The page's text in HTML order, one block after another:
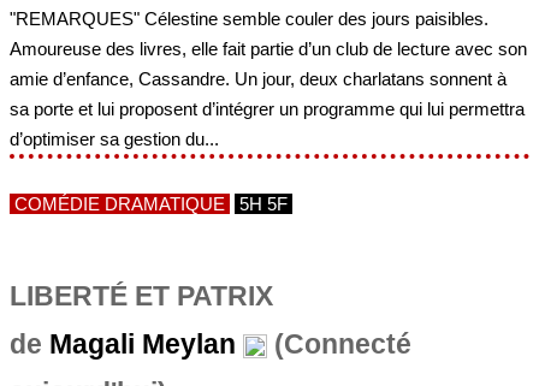
"REMARQUES" Célestine semble couler des jours paisibles.
Amoureuse des livres, elle fait partie d’un club de lecture avec son
amie d’enfance, Cassandre. Un jour, deux charlatans sonnent à
sa porte et lui proposent d’intégrer un programme qui lui permettra
d’optimiser sa gestion du...
COMÉDIE DRAMATIQUE 5H 5F
LIBERTÉ ET PATRIX
de Magali Meylan
(Connecté